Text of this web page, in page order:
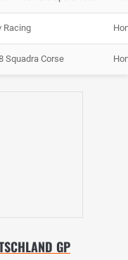
Racing
Squadra Corse
GP